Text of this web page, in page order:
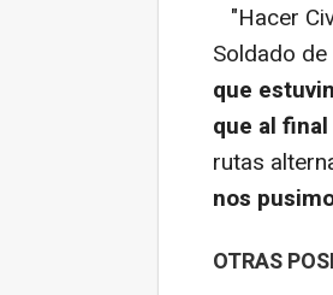
"Hacer
Soldado
que
que al
rutas
nos
OTRAS